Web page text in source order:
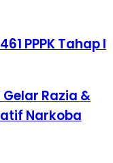
PPPK Tahap I
Razia &
Narkoba